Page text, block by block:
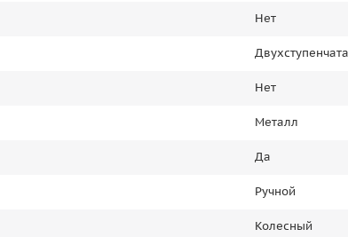
Нет
Нет
Металл
Да
Ручной
Колесный